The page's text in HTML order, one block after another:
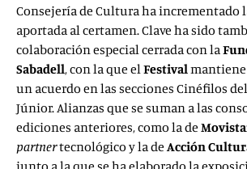
Consejería de Cultura ha incrementado
aportada al certamen. Clave ha sido
colaboración especial cerrada con la
Sabadell, con la que elFestivalmantiene
un acuerdo en las secciones Cinéfilos
Júnior. Alianzas que se suman a las
ediciones anteriores, como la de
partnertecnológico y la deAcción
junto a la que se ha elaborado la